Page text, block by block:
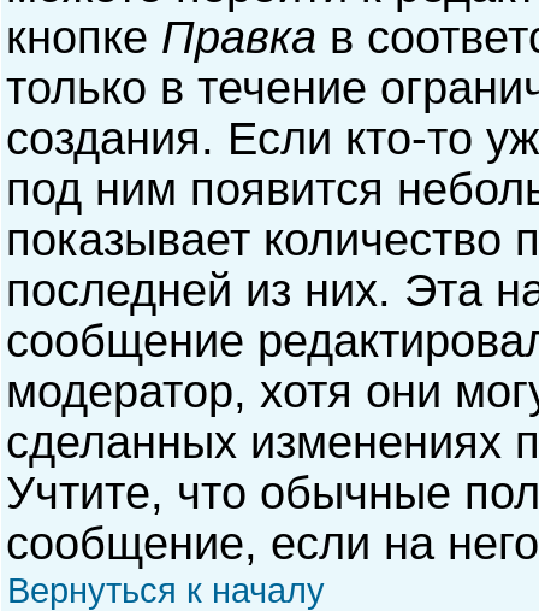
кнопке Правка в
только в течение
создания. Если кто-то
под ним появится
показывает количество
последней из них. Эта
сообщение
модератор, хотя они
сделанных изменениях
Учтите, что обычные
сообщение, если на
Вернуться к началу